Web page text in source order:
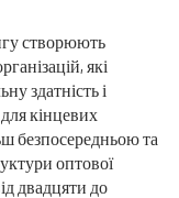
створюють
які
здатність і
кінцевих
безпосередньою та
оптової
двадцяти до